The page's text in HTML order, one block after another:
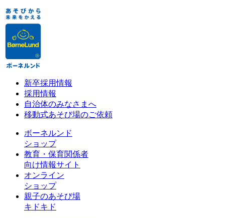
新卒採用情報
採用情報
自治体のみなさまへ
移動式あそび場のご依頼
ボーネルンド
ショップ
教育・保育関係者
向け情報サイト
オンライン
ショップ
親子のあそび場
キドキド